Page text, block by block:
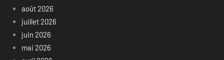
août 2026
juillet 2026
juin 2026
mai 2026